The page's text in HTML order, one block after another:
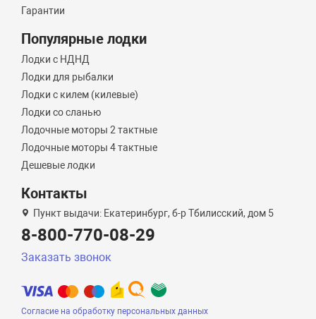
Гарантии
Популярные лодки
Лодки с НДНД
Лодки для рыбалки
Лодки с килем (килевые)
Лодки со сланью
Лодочные моторы 2 тактные
Лодочные моторы 4 тактные
Дешевые лодки
Контакты
Пункт выдачи: Екатеринбург, б-р Тбилисский, дом 5
8-800-770-08-29
Заказать звонок
Согласие на обработку персональных данных